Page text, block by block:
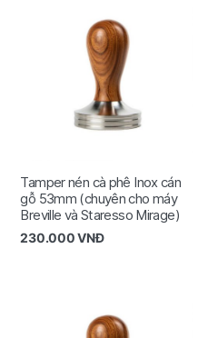
Tamper nén cà phê Inox cán
gỗ 53mm (chuyên cho máy
Breville và Staresso Mirage)
230.000VNĐ